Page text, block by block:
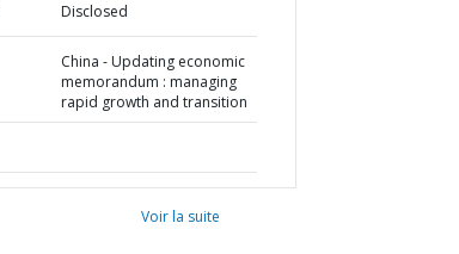
Disclosed
China - Updating economic
memorandum : managing
rapid growth and transition
Voir la suite